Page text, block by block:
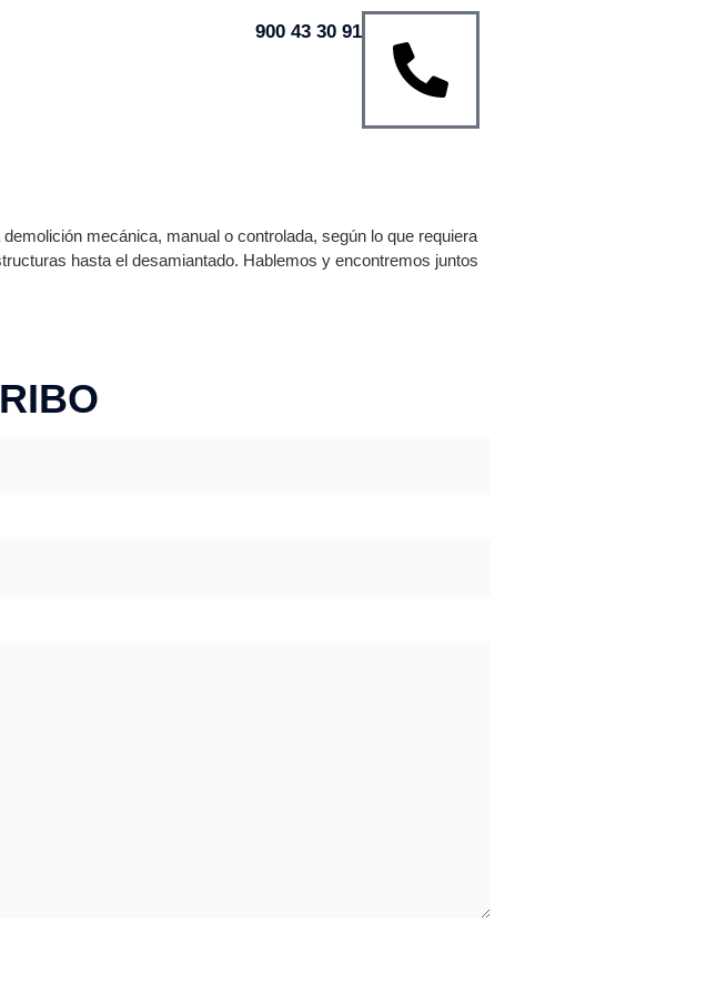
900 43 30 91
mecánica, manual o controlada, según lo que requiera
hasta el desamiantado. Hablemos y encontremos juntos